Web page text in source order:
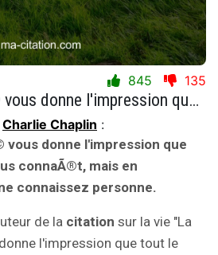
845 135
La cÃ©lÃ©britÃ© vous donne l'impression que tout le monde vous connaÃ®t, mais en rÃ©alitÃ©, vous ne connaissez personne.
Charlie Chaplin :
donne l'impression que
connaÃ®t, mais en
connaissez personne.
de la citation sur la vie "La
l'impression que tout le